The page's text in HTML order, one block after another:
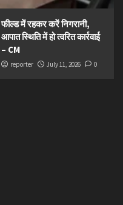
फील्ड में रहकर करें निगरानी,
आपात स्थिति में हो त्वरित कार्रवाई
– CM
reporter July 11, 2026 0